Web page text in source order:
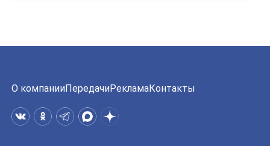
О компанииПередачиРекламаКонтакты